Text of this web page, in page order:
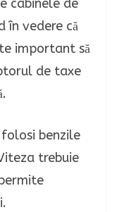
cabinele de
în vedere că
important să
de taxe
benzile
trebuie